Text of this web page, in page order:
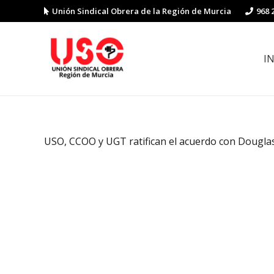
Unión Sindical Obrera de la Región de Murcia 968
USO, CCOO y UGT ratifican el acuerdo con